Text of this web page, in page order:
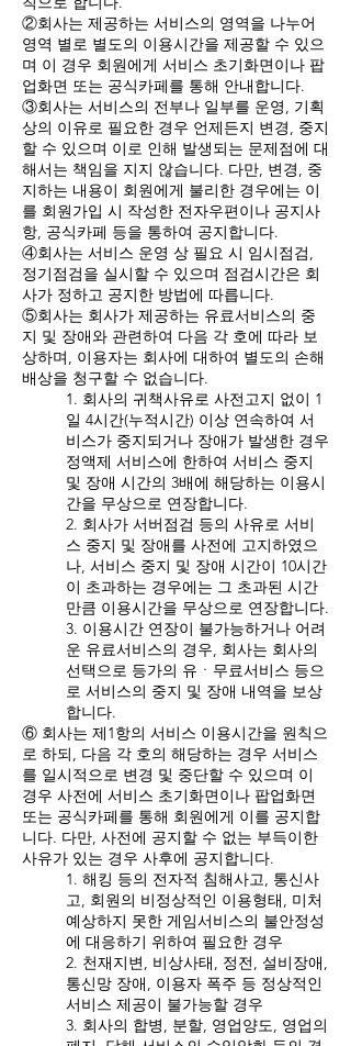
②회사는 제공하는 서비스의 영역을 나누어
영역 별로 별도의 이용시간을 제공할 수 있으
며 이 경우 회원에게 서비스 초기화면이나 팝
업화면 또는 공식카페를 통해 안내합니다.
③회사는 서비스의 전부나 일부를 운영, 기획
상의 이유로 필요한 경우 언제든지 변경, 중지
할 수 있으며 이로 인해 발생되는 문제점에 대
해서는 책임을 지지 않습니다. 다만, 변경, 중
지하는 내용이 회원에게 불리한 경우에는 이
를 회원가입 시 작성한 전자우편이나 공지사
항, 공식카페 등을 통하여 공지합니다.
④회사는 서비스 운영 상 필요 시 임시점검,
정기점검을 실시할 수 있으며 점검시간은 회
사가 정하고 공지한 방법에 따릅니다.
⑤회사는 회사가 제공하는 유료서비스의 중
지 및 장애와 관련하여 다음 각 호에 따라 보
상하며, 이용자는 회사에 대하여 별도의 손해
배상을 청구할 수 없습니다.
1. 회사의 귀책사유로 사전고지 없이 1
일 4시간(누적시간) 이상 연속하여 서
비스가 중지되거나 장애가 발생한 경우
정액제 서비스에 한하여 서비스 중지
및 장애 시간의 3배에 해당하는 이용시
간을 무상으로 연장합니다.
2. 회사가 서버점검 등의 사유로 서비
스 중지 및 장애를 사전에 고지하였으
나, 서비스 중지 및 장애 시간이 10시간
이 초과하는 경우에는 그 초과된 시간
만큼 이용시간을 무상으로 연장합니다.
3. 이용시간 연장이 불가능하거나 어려
운 유료서비스의 경우, 회사는 회사의
선택으로 등가의 유ㆍ무료서비스 등으
로 서비스의 중지 및 장애 내역을 보상
합니다.
⑥ 회사는 제1항의 서비스 이용시간을 원칙으
로 하되, 다음 각 호의 해당하는 경우 서비스
를 일시적으로 변경 및 중단할 수 있으며 이
경우 사전에 서비스 초기화면이나 팝업화면
또는 공식카페를 통해 회원에게 이를 공지합
니다. 다만, 사전에 공지할 수 없는 부득이한
사유가 있는 경우 사후에 공지합니다.
1. 해킹 등의 전자적 침해사고, 통신사
고, 회원의 비정상적인 이용형태, 미처
예상하지 못한 게임서비스의 불안정성
에 대응하기 위하여 필요한 경우
2. 천재지변, 비상사태, 정전, 설비장애,
통신망 장애, 이용자 폭주 등 정상적인
서비스 제공이 불가능할 경우
3. 회사의 합병, 분할, 영업양도, 영업의